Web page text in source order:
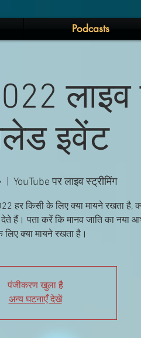
Podcasts
लाइव
इवेंट
YouTube पर लाइव स्ट्रीमिंग
किसी के लिए क्या मायने रखता है,
हैं। पता करें कि मानव जाति का नया
क्या मायने रखता है।
पंजीकरण खुला है
अन्य घटनाएँ देखें